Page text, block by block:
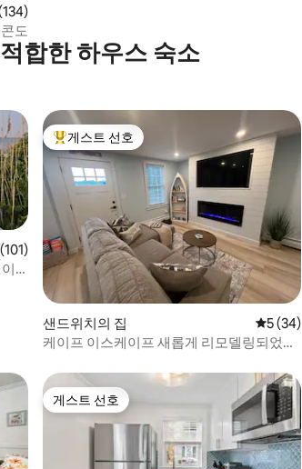
점(5점 만점), 후기 134개
도
합한 하우스 숙소
점(5점 만점), 후기 101개
상위 게스트 선호
게스트 선호
샌드위치의 집 평점 5
5 (34)
케이프 이스케이프 새롭게 리모델링되었습
게스트 선호
게스트 선호